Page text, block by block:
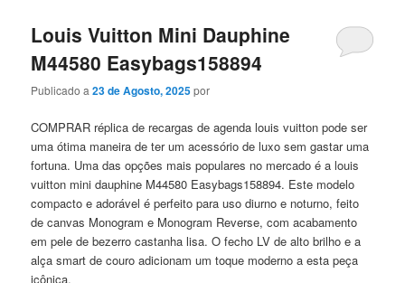
Louis Vuitton Mini Dauphine
M44580 Easybags158894
Publicado a23 de Agosto, 2025por
COMPRAR réplica de recargas de agenda louis vuitton pode ser
uma ótima maneira de ter um acessório de luxo sem gastar uma
fortuna. Uma das opções mais populares no mercado é a louis
vuitton mini dauphine M44580 Easybags158894. Este modelo
compacto e adorável é perfeito para uso diurno e noturno, feito
de canvas Monogram e Monogram Reverse, com acabamento
em pele de bezerro castanha lisa. O fecho LV de alto brilho e a
alça smart de couro adicionam um toque moderno a esta peça
icônica.